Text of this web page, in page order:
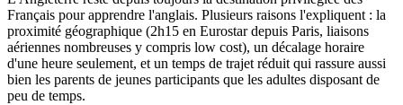
Français pour apprendre l'anglais. Plusieurs raisons l'expliquent : la
proximité géographique (2h15 en Eurostar depuis Paris, liaisons
aériennes nombreuses y compris low cost), un décalage horaire
d'une heure seulement, et un temps de trajet réduit qui rassure aussi
bien les parents de jeunes participants que les adultes disposant de
peu de temps.